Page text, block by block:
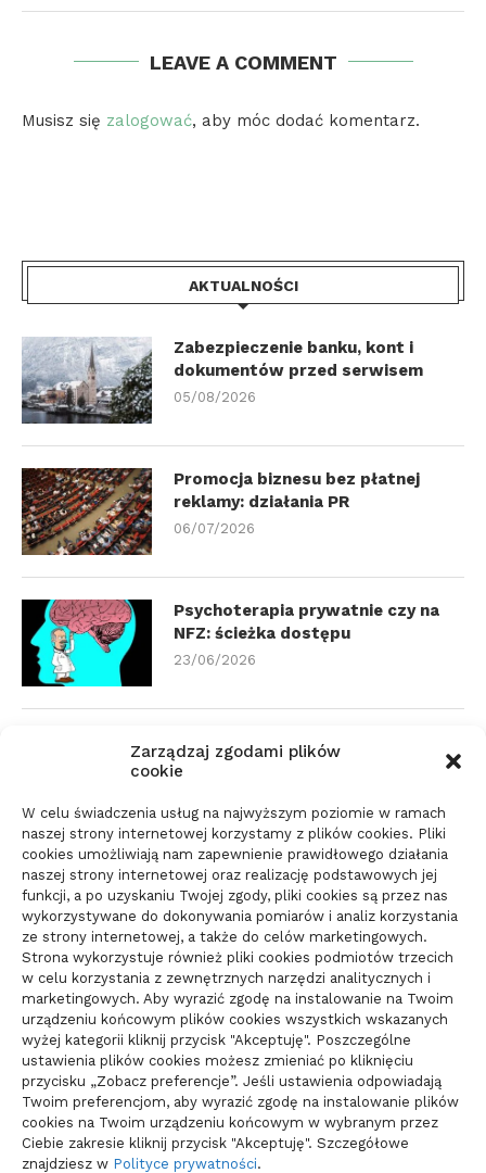
Zarządzaj zgodami plików
cookie
W celu świadczenia usług na najwyższym poziomie w ramach
naszej strony internetowej korzystamy z plików cookies. Pliki
cookies umożliwiają nam zapewnienie prawidłowego działania
naszej strony internetowej oraz realizację podstawowych jej
funkcji, a po uzyskaniu Twojej zgody, pliki cookies są przez nas
wykorzystywane do dokonywania pomiarów i analiz korzystania
ze strony internetowej, a także do celów marketingowych.
Strona wykorzystuje również pliki cookies podmiotów trzecich
w celu korzystania z zewnętrznych narzędzi analitycznych i
marketingowych. Aby wyrazić zgodę na instalowanie na Twoim
urządzeniu końcowym plików cookies wszystkich wskazanych
wyżej kategorii kliknij przycisk "Akceptuję". Poszczególne
ustawienia plików cookies możesz zmieniać po kliknięciu
przycisku „Zobacz preferencje”. Jeśli ustawienia odpowiadają
Twoim preferencjom, aby wyrazić zgodę na instalowanie plików
cookies na Twoim urządzeniu końcowym w wybranym przez
Ciebie zakresie kliknij przycisk "Akceptuję". Szczegółowe
znajdziesz w Polityce prywatności.
LEAVE A COMMENT
Musisz się zalogować, aby móc dodać komentarz.
AKTUALNOŚCI
Zabezpieczenie banku, kont i
dokumentów przed serwisem
05/08/2026
Promocja biznesu bez płatnej
reklamy: działania PR
06/07/2026
Psychoterapia prywatnie czy na
NFZ: ścieżka dostępu
23/06/2026
Zmiana biura rachunkowego:
dokumenty i terminy
Parkiet do domu do spokojnego
wnętrza: jak wybrać materiał
świadomie
10/06/2026